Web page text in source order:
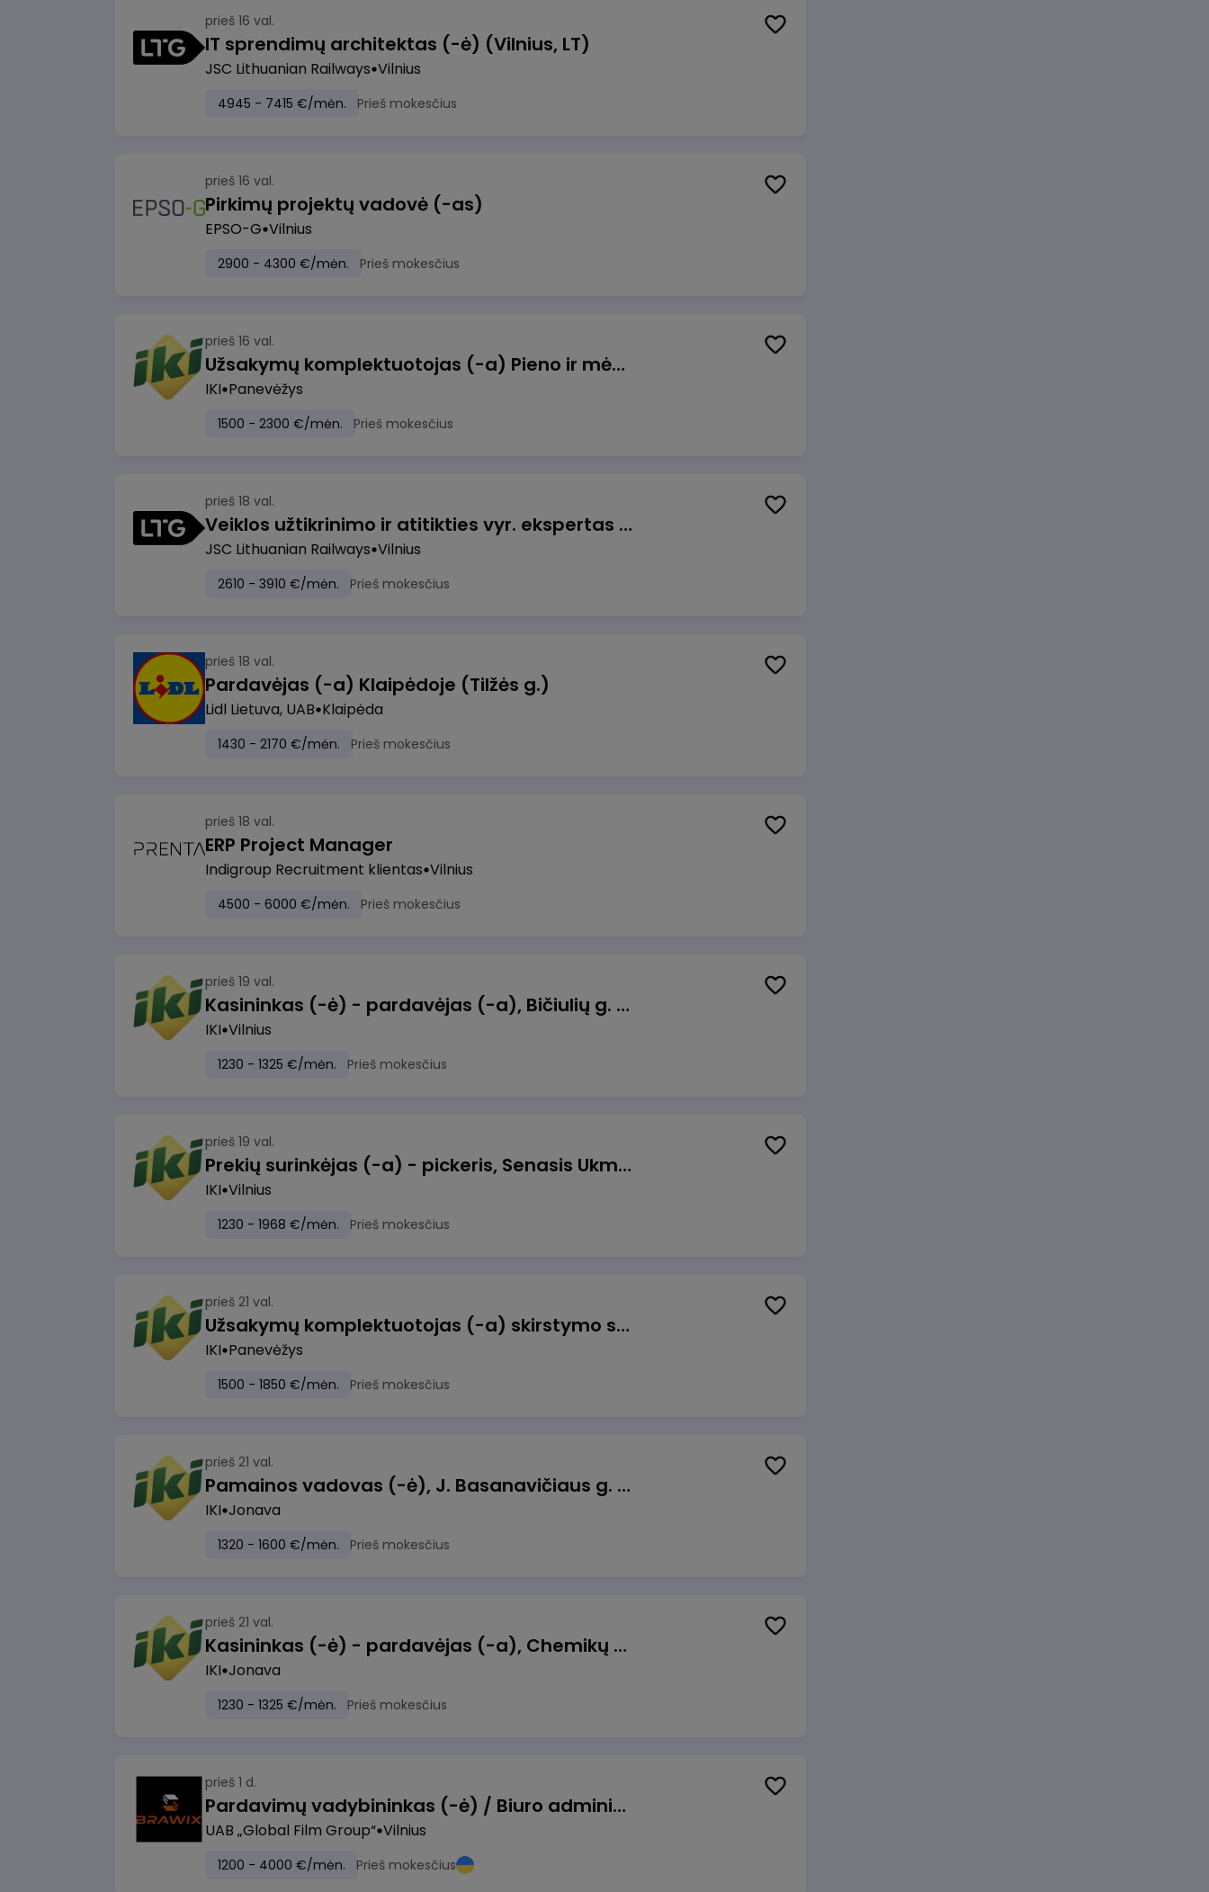
prieš 16 val.
IT sprendimų architektas (-ė) (Vilnius, LT)
JSC Lithuanian Railways Vilnius
4945 - 7415 €/mėn. Prieš mokesčius
prieš 16 val.
Pirkimų projektų vadovė (-as)
EPSO-G Vilnius
2900 - 4300 €/mėn. Prieš mokesčius
prieš 16 val.
Užsakymų komplektuotojas (-a) Pieno ir mėsos sandėlyje
IKI Panevėžys
1500 - 2300 €/mėn. Prieš mokesčius
prieš 18 val.
Veiklos užtikrinimo ir atitikties vyr. ekspertas (-ė) (Vilnius, LT)
JSC Lithuanian Railways Vilnius
2610 - 3910 €/mėn. Prieš mokesčius
prieš 18 val.
Pardavėjas (-a) Klaipėdoje (Tilžės g.)
Lidl Lietuva, UAB Klaipėda
1430 - 2170 €/mėn. Prieš mokesčius
prieš 18 val.
ERP Project Manager
Indigroup Recruitment klientas Vilnius
4500 - 6000 €/mėn. Prieš mokesčius
prieš 19 val.
Kasininkas (-ė) - pardavėjas (-a), Bičiulių g. 36, Bukiškis, Vilnius
IKI Vilnius
1230 - 1325 €/mėn. Prieš mokesčius
prieš 19 val.
Prekių surinkėjas (-a) - pickeris, Senasis Ukmergės kelias 8, Avižieniai
IKI Vilnius
1230 - 1968 €/mėn. Prieš mokesčius
prieš 21 val.
Užsakymų komplektuotojas (-a) skirstymo sandėlyje
IKI Panevėžys
1500 - 1850 €/mėn. Prieš mokesčius
prieš 21 val.
Pamainos vadovas (-ė), J. Basanavičiaus g. 6, Jonava
IKI Jonava
1320 - 1600 €/mėn. Prieš mokesčius
prieš 21 val.
Kasininkas (-ė) - pardavėjas (-a), Chemikų g. 1, Jonava
IKI Jonava
1230 - 1325 €/mėn. Prieš mokesčius
prieš 1 d.
Pardavimų vadybininkas (-ė) / Biuro administratorius (-ė) (B2B)
UAB „Global Film Group“ Vilnius
1200 - 4000 €/mėn. Prieš mokesčius